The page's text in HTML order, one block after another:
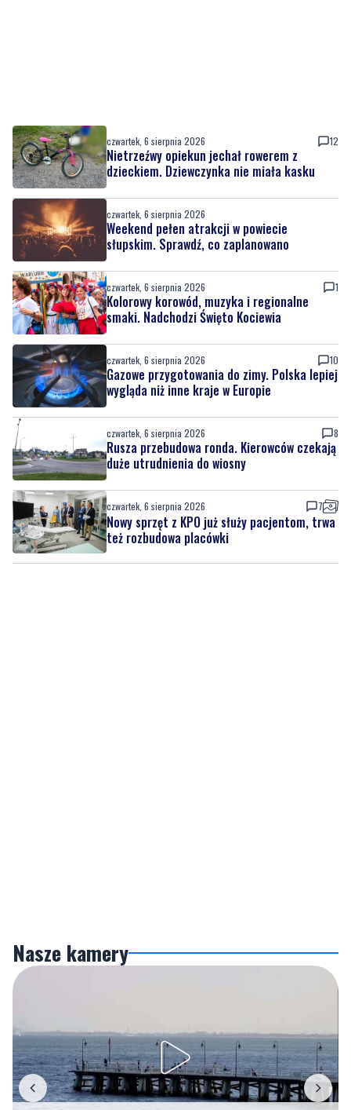
czwartek, 6 sierpnia 2026 12
Nietrzeźwy opiekun jechał rowerem z
dzieckiem. Dziewczynka nie miała kasku
czwartek, 6 sierpnia 2026
Weekend pełen atrakcji w powiecie
słupskim. Sprawdź, co zaplanowano
czwartek, 6 sierpnia 2026 1
Kolorowy korowód, muzyka i regionalne
smaki. Nadchodzi Święto Kociewia
czwartek, 6 sierpnia 2026 10
Gazowe przygotowania do zimy. Polska lepiej
wygląda niż inne kraje w Europie
czwartek, 6 sierpnia 2026 8
Rusza przebudowa ronda. Kierowców czekają
duże utrudnienia do wiosny
czwartek, 6 sierpnia 2026 7
Nowy sprzęt z KPO już służy pacjentom, trwa
też rozbudowa placówki
Nasze kamery